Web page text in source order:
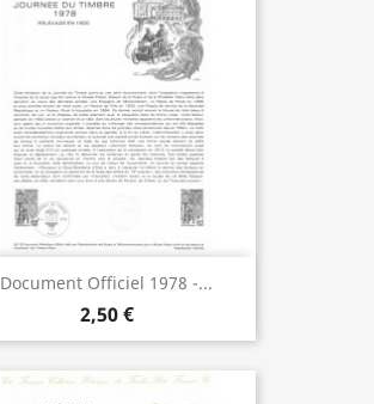
Document Officiel 1978 -...
2,50 €